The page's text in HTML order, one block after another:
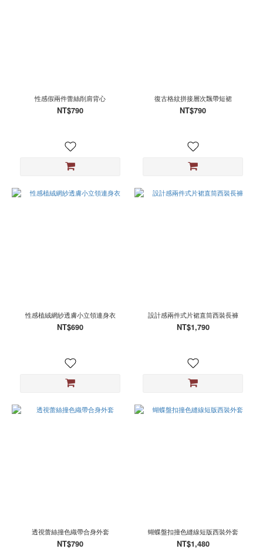
性感假兩件蕾絲削肩背心
NT$790
復古格紋拼接層次飄帶短裙
NT$790
性感植絨網紗透膚小立領連身衣
NT$690
設計感兩件式片裙直筒西裝長褲
NT$1,790
透視蕾絲撞色織帶合身外套
NT$790
蝴蝶盤扣撞色縫線短版西裝外套
NT$1,480